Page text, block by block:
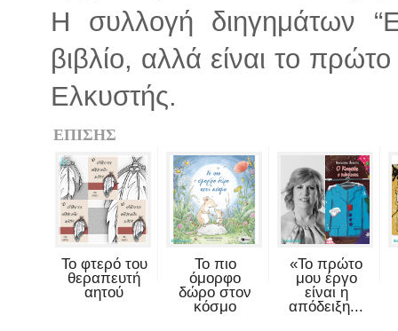
Η συλλογή διηγημάτων
βιβλίο, αλλά είναι το
Ελκυστής.
ΕΠΙΣΗΣ
Το φτερό του
θεραπευτή
αητού
Το πιο
όμορφο
δώρο στον
κόσμο
«Το πρώτο
μου έργο
είναι η
απόδειξη...